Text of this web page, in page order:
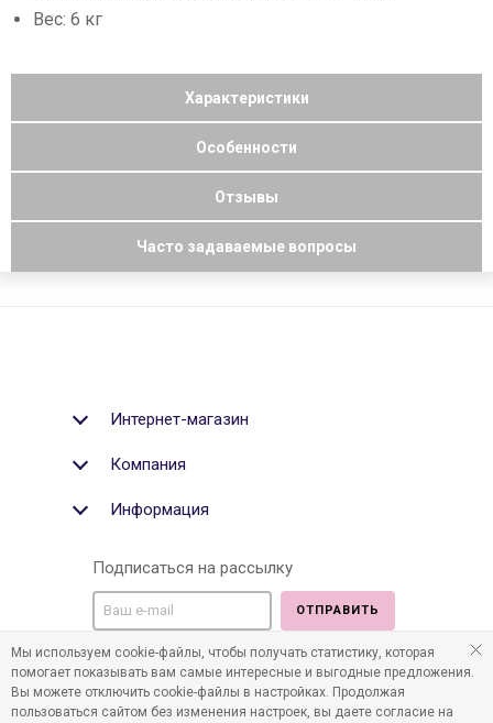
Вес: 6 кг
Характеристики
Особенности
Отзывы
Часто задаваемые вопросы
Интернет-магазин
Компания
Информация
Подписаться на рассылку
ОТПРАВИТЬ
Мы в социальных медиа:
Мы используем cookie-файлы, чтобы получать статистику, которая
помогает показывать вам самые интересные и выгодные предложения.
Вы можете отключить cookie-файлы в настройках. Продолжая
пользоваться сайтом без изменения настроек, вы даете согласие на